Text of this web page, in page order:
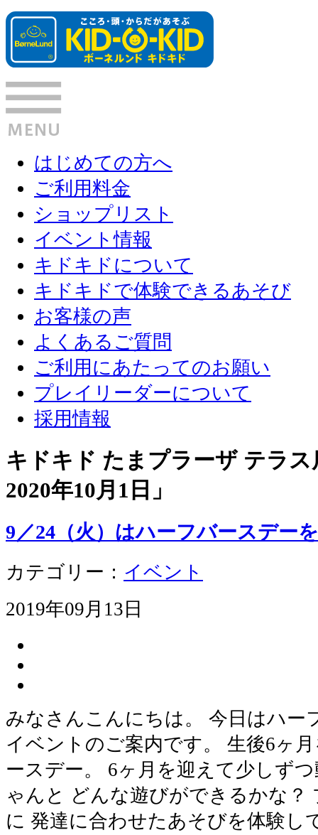
はじめての方へ
ご利用料金
ショップリスト
イベント情報
キドキドについて
キドキドで体験できるあそび
お客様の声
よくあるご質問
ご利用にあたってのお願い
プレイリーダーについて
採用情報
キドキド たまプラーザ テラ
2020年10月1日 」
9／24（火）はハーフバースデー
カテゴリー： イベント
2019年09月13日
みなさんこんにちは。 今日はハー
イベントのご案内です。 生後6ヶ
ースデー。 6ヶ月を迎えて少しず
ゃんと どんな遊びができるかな？
に 発達に合わせたあそびを体験し